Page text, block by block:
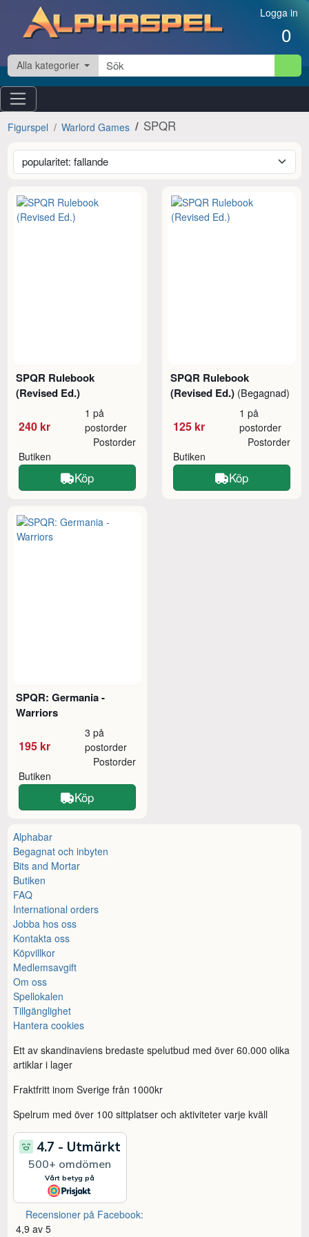
Hoppa till innehåll Logga in
0
Alla kategorier
Figurspel Warlord Games SPQR
SPQR Rulebook
(Revised Ed.)
240 kr
1 på
postorder
Butiken
Postorder
Köp
SPQR Rulebook
(Revised Ed.) (Begagnad)
125 kr
1 på
postorder
Butiken
Postorder
Köp
SPQR: Germania -
Warriors
195 kr
3 på
postorder
Butiken
Postorder
Köp
Alphabar
Begagnat och inbyten
Bits and Mortar
Butiken
FAQ
International orders
Jobba hos oss
Kontakta oss
Köpvillkor
Medlemsavgift
Om oss
Spellokalen
Tillgänglighet
Hantera cookies
Ett av skandinaviens bredaste spelutbud med över 60.000 olika
artiklar i lager
Fraktfritt inom Sverige från 1000kr
Spelrum med över 100 sittplatser och aktiviteter varje kväll
Recensioner på Facebook:
4,9 av 5